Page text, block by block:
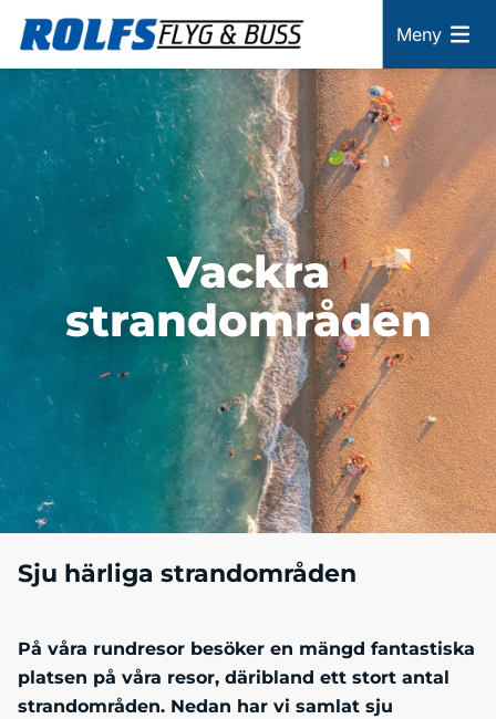
Meny
Vackra
strandområden
Sju härliga strandområden
På våra rundresor besöker en mängd fantastiska
platsen på våra resor, däribland ett stort antal
strandområden. Nedan har vi samlat sju